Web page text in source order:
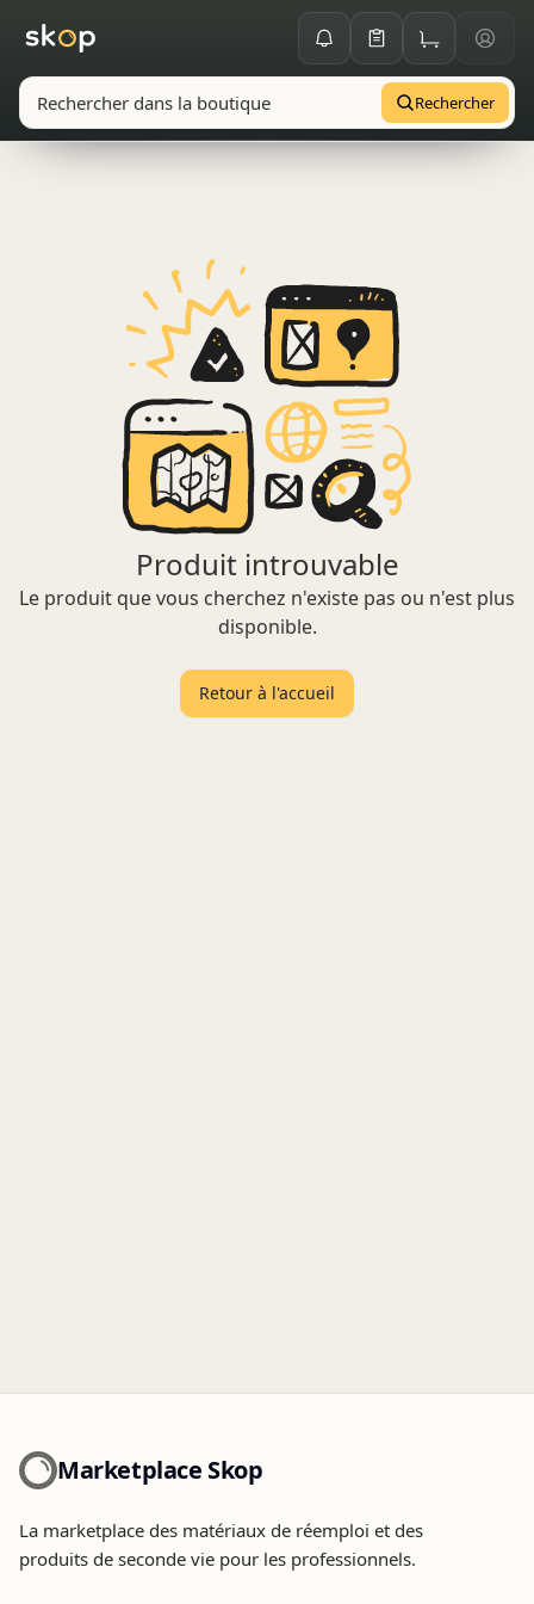
Rechercher
Produit introuvable
Le produit que vous cherchez n'existe pas ou n'est plus
disponible.
Retour à l'accueil
Marketplace Skop
La marketplace des matériaux de réemploi et des
produits de seconde vie pour les professionnels.